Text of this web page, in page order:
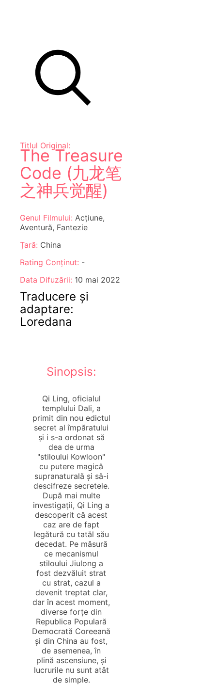
Titlul Original:
The Treasure
Code (九龙笔
之神兵觉醒)
Genul Filmului: Acțiune,
Aventură, Fantezie
Țară: China
Rating Conținut: -
Data Difuzării: 10 mai 2022
Traducere și
adaptare:
Loredana
Sinopsis:
Qi Ling, oficialul
templului Dali, a
primit din nou edictul
secret al împăratului
și i s-a ordonat să
dea de urma
"stiloului Kowloon"
cu putere magică
supranaturală și să-i
descifreze secretele.
După mai multe
investigații, Qi Ling a
descoperit că acest
caz are de fapt
legătură cu tatăl său
decedat. Pe măsură
ce mecanismul
stiloului Jiulong a
fost dezvăluit strat
cu strat, cazul a
devenit treptat clar,
dar în acest moment,
diverse forțe din
Republica Populară
Democrată Coreeană
și din China au fost,
de asemenea, în
plină ascensiune, și
lucrurile nu sunt atât
de simple.